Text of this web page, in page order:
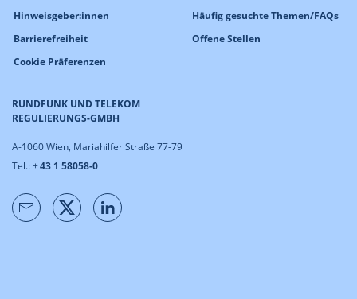
RUNDFUNK UND TELEKOM
REGULIERUNGS-GMBH
A-1060 Wien, Mariahilfer Straße 77-79
Tel.: +43 1 58058-0
Hinweisgeber:innen
Barrierefreiheit
Cookie Präferenzen
Häufig gesuchte Themen/FAQs
Offene Stellen